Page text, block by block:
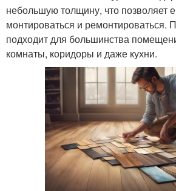
небольшую толщину, что позволяет
монтироваться и ремонтироваться.
подходит для большинства
комнаты, коридоры и даже кухни.